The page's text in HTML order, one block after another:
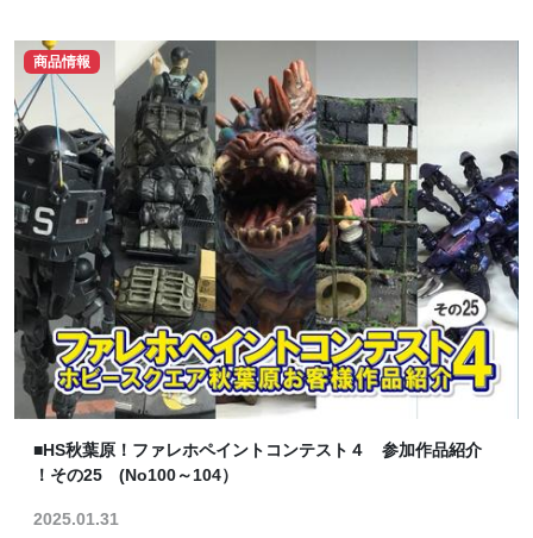
商品情報
■HS秋葉原！ファレホペイントコンテスト４ 参加作品紹介
！その25 (No100～104）
2025.01.31